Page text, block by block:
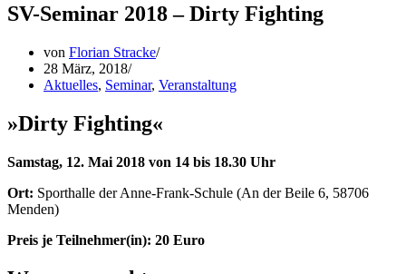
SV-Seminar 2018 – Dirty Fighting
von Florian Stracke
28 März, 2018
Aktuelles, Seminar, Veranstaltung
»Dirty Fighting«
Samstag, 12. Mai 2018 von 14 bis 18.30 Uhr
Ort: Sporthalle der Anne-Frank-Schule (An der Beile 6, 58706
Menden)
Preis je Teilnehmer(in): 20 Euro